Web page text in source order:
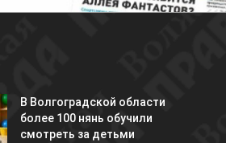
В Волгоградской области
более 100 нянь обучили
смотреть за детьми